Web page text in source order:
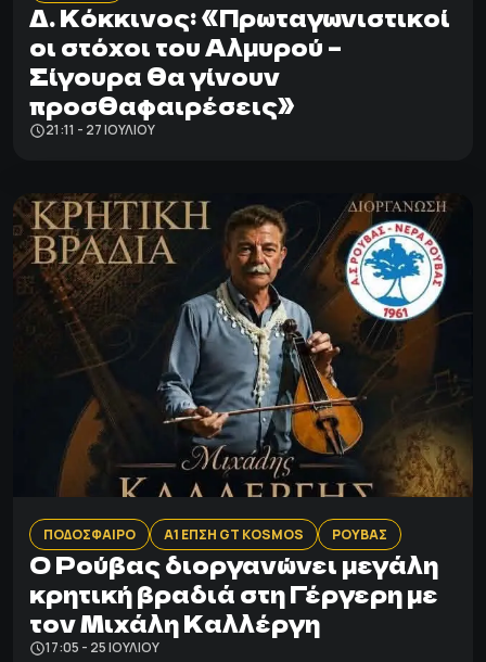
Δ. Κόκκινος: «Πρωταγωνιστικοί
οι στόχοι του Αλμυρού –
Σίγουρα θα γίνουν
προσθαφαιρέσεις»
21:11 - 27 ΙΟΥΛΊΟΥ
ΠΟΔΟΣΦΑΙΡΟ Α1 ΕΠΣΗ GT KOSMOS ΡΟΥΒΑΣ
Ο Ρούβας διοργανώνει μεγάλη
κρητική βραδιά στη Γέργερη με
τον Μιχάλη Καλλέργη
17:05 - 25 ΙΟΥΛΊΟΥ